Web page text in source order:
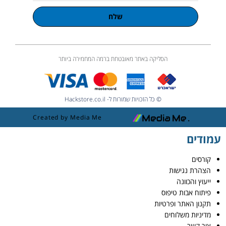
שלח
הסליקה באתר מאובטחת ברמה המחמירה ביותר
© כל הזכויות שמורות ל- Hackstore.co.il
Created by Media Me
עמודים
קורסים
הצהרת נגישות
ייעוץ והכוונה
פיתוח אבות טיפוס
תקנון האתר ופרטיות
מדיניות משלוחים